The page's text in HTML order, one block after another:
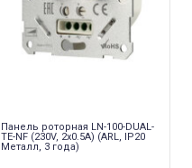
Панель роторная LN-100-DUAL-
TE-NF (230V, 2x0.5A) (ARL, IP20
Металл, 3 года)